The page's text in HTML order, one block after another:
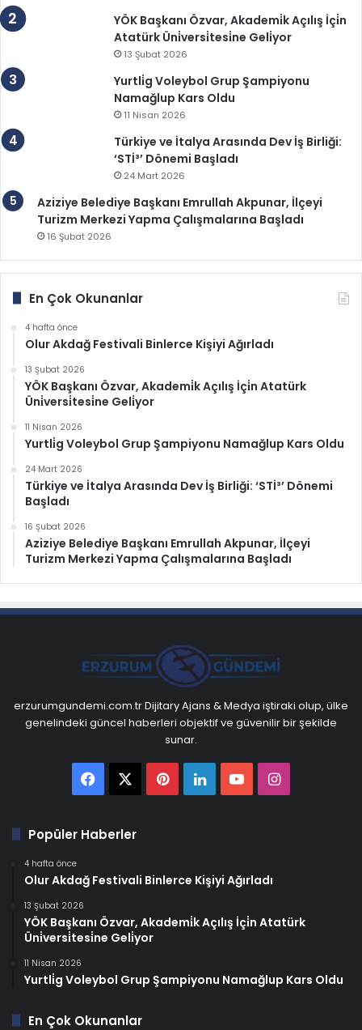
YÖK Başkanı Özvar, Akademi̇k Açılış İçi̇n
Atatürk Üni̇versi̇tesi̇ne Geli̇yor
13 Şubat 2026
Yurtli̇g Voleybol Grup Şampiyonu
Namağlup Kars Oldu
11 Nisan 2026
Türkiye ve İtalya Arasında Dev İş Birliği:
‘STİ³’ Dönemi Başladı
24 Mart 2026
Aziziye Belediye Başkanı Emrullah Akpunar, İlçeyi
Turizm Merkezi Yapma Çalışmalarına Başladı
16 Şubat 2026
En Çok Okunanlar
4 hafta önce
Olur Akdağ Festivali Binlerce Kişiyi Ağırladı
13 Şubat 2026
YÖK Başkanı Özvar, Akademi̇k Açılış İçi̇n Atatürk
Üni̇versi̇tesi̇ne Geli̇yor
11 Nisan 2026
Yurtli̇g Voleybol Grup Şampiyonu Namağlup Kars Oldu
24 Mart 2026
Türkiye ve İtalya Arasında Dev İş Birliği: ‘STİ³’ Dönemi
Başladı
16 Şubat 2026
Aziziye Belediye Başkanı Emrullah Akpunar, İlçeyi
Turizm Merkezi Yapma Çalışmalarına Başladı
erzurumgundemi.com.tr Dijitary Ajans & Medya iştiraki olup, ülke
genelindeki güncel haberleri objektif ve güvenilir bir şekilde
sunar.
FacebookPinterest
LinkedInYouTubeInstagram
Popüler Haberler
4 hafta önce
Olur Akdağ Festivali Binlerce Kişiyi Ağırladı
13 Şubat 2026
YÖK Başkanı Özvar, Akademi̇k Açılış İçi̇n Atatürk
Üni̇versi̇tesi̇ne Geli̇yor
11 Nisan 2026
Yurtli̇g Voleybol Grup Şampiyonu Namağlup Kars Oldu
En Çok Okunanlar